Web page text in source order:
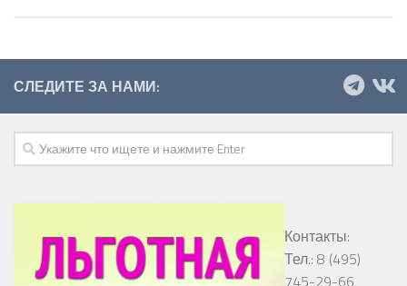
СЛЕДИТЕ ЗА НАМИ:
Контакты:
Тел.: 8 (495)